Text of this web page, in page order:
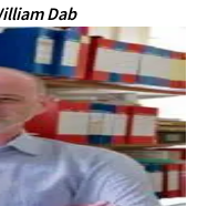
Dab